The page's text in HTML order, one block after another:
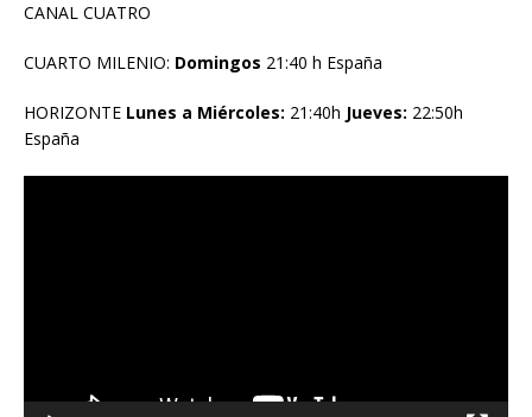
CANAL CUATRO
CUARTO MILENIO: Domingos 21:40 h España
HORIZONTE Lunes a Miércoles: 21:40h Jueves: 22:50h
España